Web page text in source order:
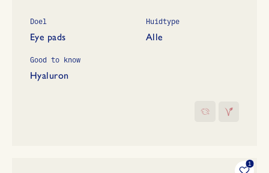
Doel
Eye pads
Huidtype
Alle
Good to know
Hyaluron